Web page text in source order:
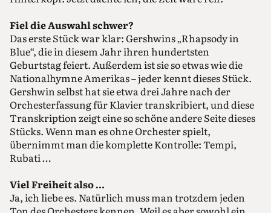
Fiel die Auswahl schwer?
Das erste Stück war klar: Gershwins „Rhapsody in
Blue“, die in diesem Jahr ihren hundertsten
Geburtstag feiert. Außerdem ist sie so etwas wie die
Nationalhymne Amerikas – jeder kennt dieses Stück.
Gershwin selbst hat sie etwa drei Jahre nach der
Orchesterfassung für Klavier transkribiert, und diese
Transkription zeigt eine so schöne andere Seite dieses
Stücks. Wenn man es ohne Orchester spielt,
übernimmt man die komplette Kontrolle: Tempi,
Rubati …
Viel Freiheit also …
Ja, ich liebe es. Natürlich muss man trotzdem jeden